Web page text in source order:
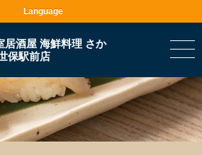
居酒屋 海鮮料理 さか
保駅前店
Language